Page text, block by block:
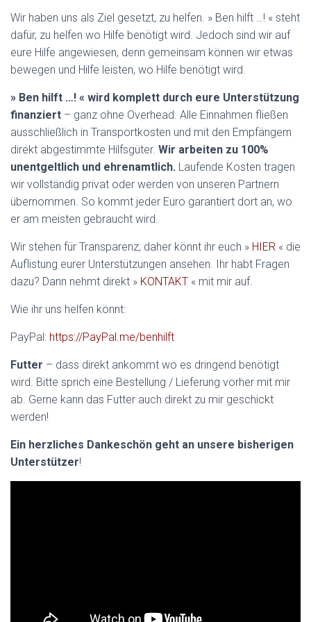
Wir haben uns als Ziel gesetzt, zu helfen. » Ben hilft …! « steht
dafür, zu helfen wo Hilfe benötigt wird. Jedoch sind wir auf
eure Hilfe angewiesen, denn gemeinsam können wir etwas
bewegen und Hilfe leisten, wo Hilfe benötigt wird.
» Ben hilft …! « wird komplett durch eure Unterstützung
finanziert – ganz ohne Overhead. Alle Einnahmen fließen
ausschließlich in Transportkosten und mit den Empfängern
direkt abgestimmte Hilfsgüter. Wir arbeiten zu 100%
unentgeltlich und ehrenamtlich. Laufende Kosten tragen
wir vollständig privat oder werden von unseren Partnern
übernommen. So kommt jeder Euro garantiert dort an, wo
er am meisten gebraucht wird.
Wir stehen für Transparenz, daher könnt ihr euch » HIER « die
Auflistung eurer Unterstützungen ansehen. Ihr habt Fragen
dazu? Dann nehmt direkt » KONTAKT « mit mir auf.
Wie ihr uns helfen könnt:
PayPal: https://PayPal.me/benhilft
Futter – dass direkt ankommt wo es dringend benötigt
wird. Bitte sprich eine Bestellung / Lieferung vorher mit mir
ab. Gerne kann das Futter auch direkt zu mir geschickt
werden!
Ein herzliches Dankeschön geht an unsere bisherigen
Unterstützer!